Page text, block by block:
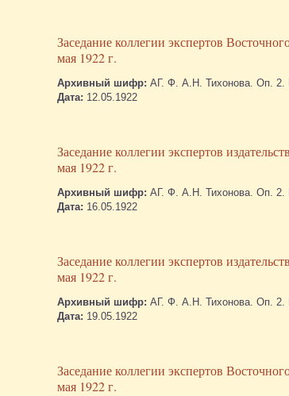
Заседание коллегии экспертов
мая 1922 г.
Архивный шифр: АГ. Ф. А.Н. Тихонова. Оп. 2.
Дата: 12.05.1922
Заседание коллегии экспертов
мая 1922 г.
Архивный шифр: АГ. Ф. А.Н. Тихонова. Оп. 2.
Дата: 16.05.1922
Заседание коллегии экспертов
мая 1922 г.
Архивный шифр: АГ. Ф. А.Н. Тихонова. Оп. 2.
Дата: 19.05.1922
Заседание коллегии экспертов
мая 1922 г.